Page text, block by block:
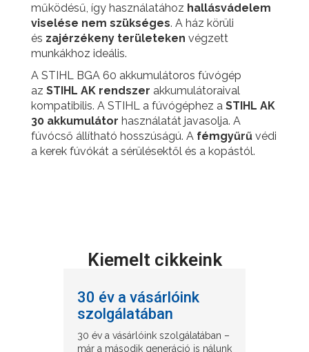
működésű, így használatához hallásvádelem
viselése nem szükséges. A ház körüli
és zajérzékeny területeken végzett
munkákhoz ideális.
A STIHL BGA 60 akkumulátoros fúvógép
az STIHL AK rendszer akkumulátoraival
kompatibilis. A STIHL a fúvógéphez a STIHL AK
30 akkumulátor használatát javasolja. A
fúvócső állítható hosszúságú. A fémgyűrű védi
a kerek fúvókát a sérülésektől és a kopástól.
Kiemelt cikkeink
30 év a vásárlóink
szolgálatában
30 év a vásárlóink szolgálatában –
már a második generáció is nálunk